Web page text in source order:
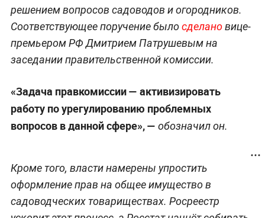
решением вопросов садоводов и огородников.
Соответствующее поручение былосделановице-
премьером РФ Дмитрием Патрушевым на
заседании правительственной комиссии.
«Задача правкомиссии — активизировать
работу по урегулированию проблемных
вопросов в данной сфере», — обозначил он.
Кроме того, власти намерены упростить
оформление прав на общее имущество в
садоводческих товариществах. Росреестр